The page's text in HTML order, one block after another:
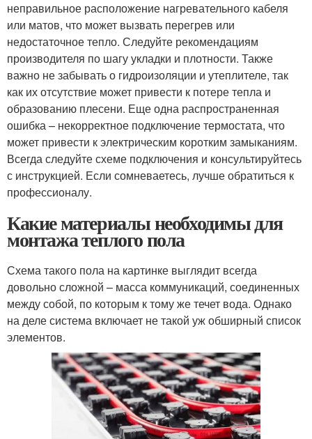
неправильное расположение нагревательного кабеля
или матов, что может вызвать перегрев или
недостаточное тепло. Следуйте рекомендациям
производителя по шагу укладки и плотности. Также
важно не забывать о гидроизоляции и утеплителе, так
как их отсутствие может привести к потере тепла и
образованию плесени. Еще одна распространенная
ошибка – некорректное подключение термостата, что
может привести к электрическим коротким замыканиям.
Всегда следуйте схеме подключения и консультируйтесь
с инструкцией. Если сомневаетесь, лучше обратиться к
профессионалу.
Какие материалы необходимы для
монтажа теплого пола
Схема такого пола на картинке выглядит всегда
довольно сложной – масса коммуникаций, соединенных
между собой, по которым к тому же течет вода. Однако
на деле система включает не такой уж обширный список
элементов.